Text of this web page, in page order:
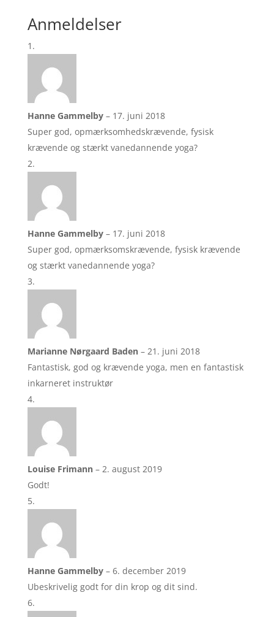
Hybrid.
Start:
13/8
14/1
antal
Anmeldelser
Hanne Gammelby – 17. juni 2018
Super god, opmærksomhedskrævende, fysisk
krævende og stærkt vanedannende yoga?
Hanne Gammelby – 17. juni 2018
Super god, opmærksomskrævende, fysisk krævende
og stærkt vanedannende yoga?
Marianne Nørgaard Baden – 21. juni 2018
Fantastisk, god og krævende yoga, men en fantastisk
inkarneret instruktør
Louise Frimann – 2. august 2019
Godt!
Hanne Gammelby – 6. december 2019
Ubeskrivelig godt for din krop og dit sind.